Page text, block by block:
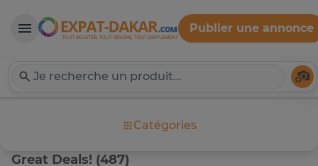
Expat-Dakar
Publier une annonce
Catégories
Great Deals! (487)